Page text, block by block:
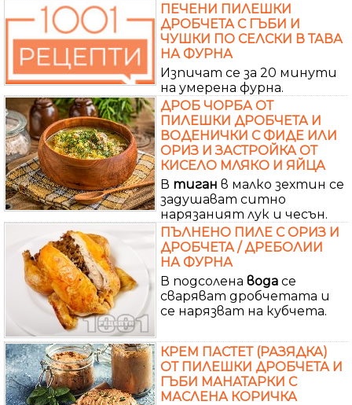
ПЕЧЕНИ ПИЛЕШКИ
ДРОБЧЕТА С ГЪБИ И
ЧУШКИ ПО СЕЛСКИ В ТАВА
НА ФУРНА
Изпичат се за 20 минути
на умерена фурна.
ДРОБ ЧОРБА ОТ
ПИЛЕШКИ ДРОБЧЕТА И
ВОДЕНИЧКИ С ФИДЕ ИЛИ
ОРИЗ И ЗАСТРОЙКА ОТ
КИСЕЛО МЛЯКО И ЯЙЦА
В тиган в малко зехтин се
задушават ситно
нарязаният лук и чесън.
ПЪЛНЕНО ПИЛЕ С ОРИЗ И
ДРОБЧЕТА / ДРЕБОЛИИ
НА ФУРНА
В подсолена вода се
сваряват дробчетата и
се нарязват на кубчета.
КРЕМ ПАСТЕТ (РАЗЯДКА)
ОТ ПИЛЕШКИ ДРОБЧЕТА И
ГЪБИ МАНАТАРКИ С
МАСЛЕНА КОРИЧКА